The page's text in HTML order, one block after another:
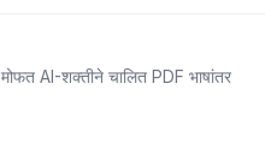
मोफत AI-शक्तीने चालित PDF भाषांतर